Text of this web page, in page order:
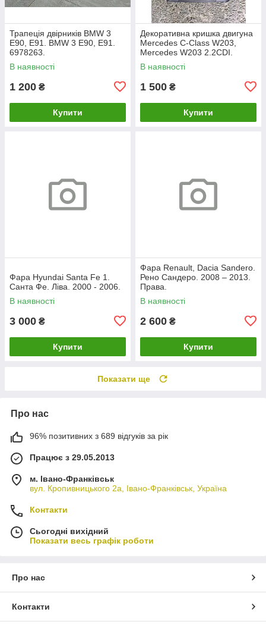
Трапеція двірників BMW 3
E90, E91. BMW 3 Е90, Е91.
6978263.
В наявності
1 200 ₴
Купити
Декоративна кришка двигуна
Mercedes C-Class W203,
Mercedes W203 2.2CDI.
A6460100467.
В наявності
1 500 ₴
Купити
Фара Hyundai Santa Fe 1.
Санта Фе. Ліва. 2000 - 2006.
В наявності
3 000 ₴
Купити
Фара Renault, Dacia Sandero.
Рено Сандеро. 2008 – 2013.
Права.
В наявності
2 600 ₴
Купити
Показати ще
Про нас
96% позитивних з 689 відгуків за рік
Працює з 29.05.2013
м. Івано-Франківськ
вул. Кропивницького 2а, Івано-Франківськ, Україна
Контакти
Сьогодні вихідний
Показати весь графік роботи
Про нас
Контакти